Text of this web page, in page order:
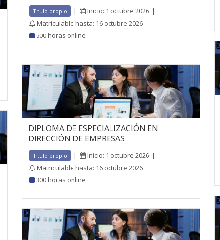
Título propio | Inicio: 1 octubre 2026 |
Matriculable hasta: 16 octubre 2026 |
600 horas online
DIPLOMA DE ESPECIALIZACIÓN EN
DIRECCIÓN DE EMPRESAS
Título propio | Inicio: 1 octubre 2026 |
Matriculable hasta: 16 octubre 2026 |
300 horas online